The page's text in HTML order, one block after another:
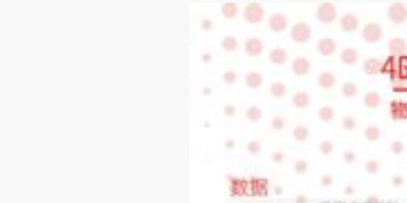
探测器配件 最新产品
NB-IOT/WiFi/GPRS 烟
感/燃气报警器
3G/4G/GSM报警系统